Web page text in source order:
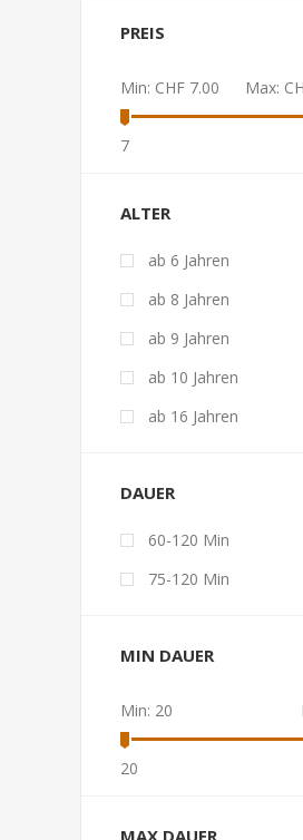
PREIS
Min: CHF 7.00 Max:
7
ALTER
ab 6 Jahren
ab 8 Jahren
ab 9 Jahren
ab 10 Jahren
ab 16 Jahren
DAUER
60-120 Min
75-120 Min
MIN DAUER
Min: 20
20
MAX DAUER